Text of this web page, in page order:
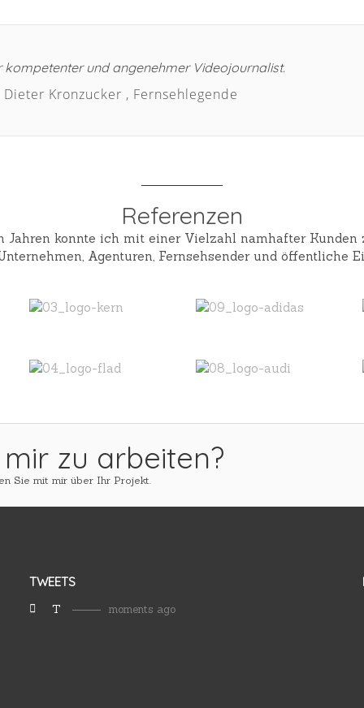
kompetenter und angenehmer Videojournalist.
Dieter Kronzucker , Fernsehlegende
Referenzen
Jahren konnte ich mit einer Vielzahl namhafter Kunden
Agenturen, Fernsehsender und öffentliche
zu arbeiten?
Sie mit mir über Ihr Projekt.
TWEETS
T moments ago